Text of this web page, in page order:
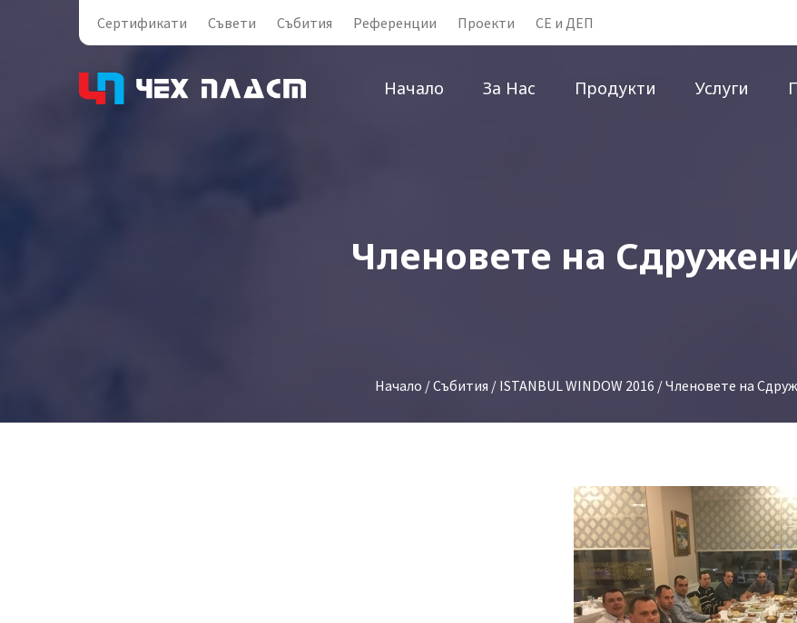
Сертификати Съвети Събития Референции Проекти CE и ДЕП
Начало За Нас Продукти Услуги
Членовете на
Начало /Събития / ISTANBUL WINDOW 2016 / Членовете на